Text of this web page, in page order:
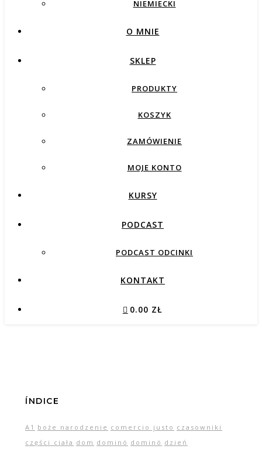
NIEMIECKI
O MNIE
SKLEP
PRODUKTY
KOSZYK
ZAMÓWIENIE
MOJE KONTO
KURSY
PODCAST
PODCAST ODCINKI
KONTAKT
0.00 ZŁ
ÍNDICE
A1 boże narodzenie comercio justo czasowniki
części ciała dom dominó dominó dzień